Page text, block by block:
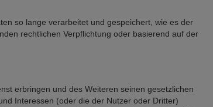
so lange verarbeitet und gespeichert, wie es der
rechtlichen Verpflichtung oder basierend auf der
erbringen und des Weiteren seinen gesetzlichen
Interessen (oder die der Nutzer oder Dritter)